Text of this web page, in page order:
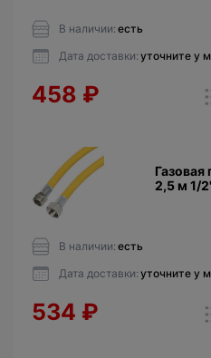
В наличии: есть
Дата доставки: уточните у
458 ₽
2,5 м 1/
В наличии: есть
Дата доставки: уточните у
534 ₽